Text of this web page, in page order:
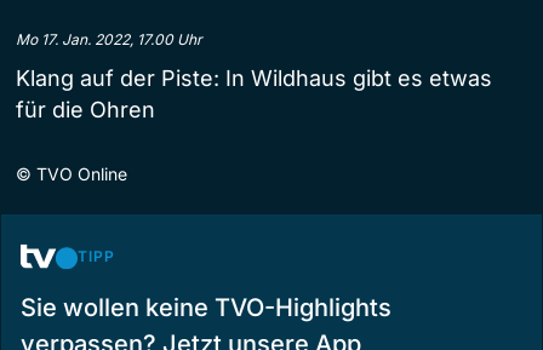
Mo 17. Jan. 2022, 17.00 Uhr
Klang auf der Piste: In Wildhaus gibt es etwas
für die Ohren
© TVO Online
TIPP
Sie wollen keine TVO-Highlights
verpassen? Jetzt unsere App